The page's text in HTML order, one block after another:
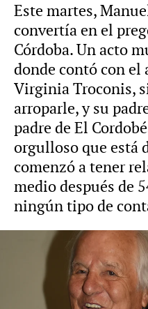
Este martes,
convertía en el
Córdoba. Un acto
donde contó con el
Virginia Troconis,
arroparle, y su
padre de El
orgulloso que está
comenzó a tener
medio después de
ningún tipo de
Manuel Díaz El
novio de su hija
padres hablemos